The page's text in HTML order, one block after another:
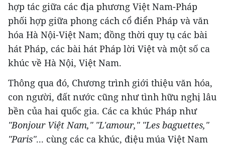
hợp tác giữa các địa phương Việt Nam-Pháp
phối hợp giữa phong cách cổ điển Pháp và văn
hóa Hà Nội-Việt Nam; đồng thời quy tụ các bài
hát Pháp, các bài hát Pháp lời Việt và một số ca
khúc về Hà Nội, Việt Nam.
Thông qua đó, Chương trình giới thiệu văn hóa,
con người, đất nước cũng như tình hữu nghị lâu
bền của hai quốc gia. Các ca khúc Pháp như
"Bonjour Việt Nam," "L'amour," "Les baguettes,"
"Paris"... cùng các ca khúc, điệu múa Việt Nam